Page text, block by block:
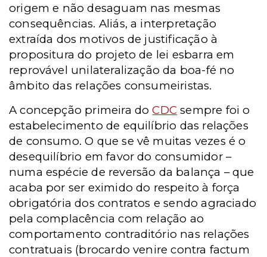
origem e não desaguam nas mesmas
consequências. Aliás, a interpretação
extraída dos motivos de justificação à
propositura do projeto de lei esbarra em
reprovável unilateralização da boa-fé no
âmbito das relações consumeiristas.
A concepção primeira doCDC sempre foi o
estabelecimento de equilíbrio das relações
de consumo. O que se vê muitas vezes é o
desequilíbrio em favor do consumidor –
numa espécie de reversão da balança – que
acaba por ser eximido do respeito à força
obrigatória dos contratos e sendo agraciado
pela complacência com relação ao
comportamento contraditório nas relações
contratuais (brocardo venire contra factum